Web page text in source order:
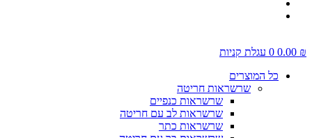
0.00 ₪
0 עגלת קניות
כל המוצרים
שרשראות חריטה
שרשראות כנפיים
שרשראות לב עם חריטה
שרשראות כתר